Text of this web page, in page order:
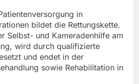
in
bildet die Rettungskette.
Selbst- und Kameradenhilfe am
wird durch qualifizierte
und endet in der
sowie Rehabilitation in